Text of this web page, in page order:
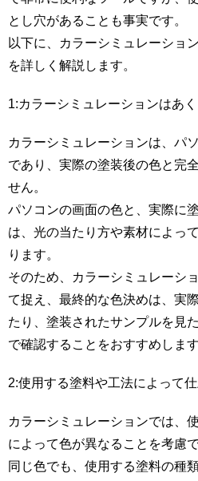
とし穴があることも事実です。
以下に、カラーシミュレーショ
を詳しく解説します。
1:カラーシミュレーションはあ
カラーシミュレーションは、パ
であり、実際の塗装後の色と完
せん。
パソコンの画面の色と、実際に
は、光の当たり方や素材によっ
ります。
そのため、カラーシミュレーシ
て捉え、最終的な色決めは、実
たり、塗装されたサンプルを見
で確認することをおすすめします
2:使用する塗料や工法によって
カラーシミュレーションでは、
によって色が異なることを考慮
同じ色でも、使用する塗料の種